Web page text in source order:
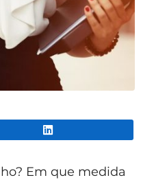
Em que medida